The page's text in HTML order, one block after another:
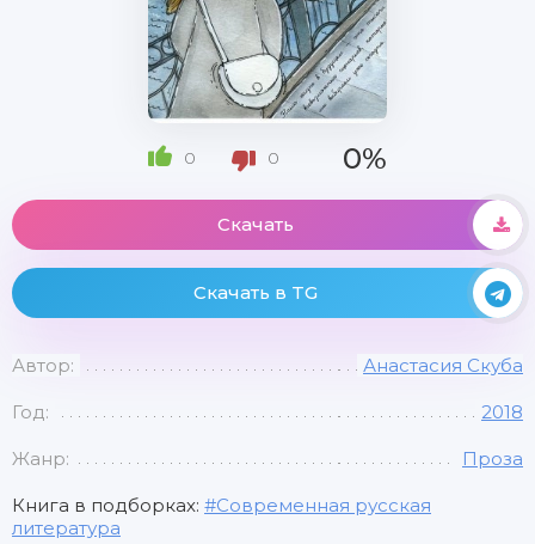
0 0 0%
Скачать
Скачать в TG
Автор: Анастасия Скуба
Год: 2018
Жанр: Проза
Книга в подборках:
Современная русская
литература